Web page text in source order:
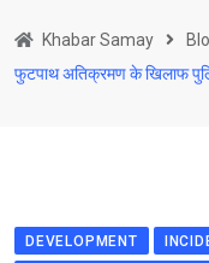
Khabar Samay
फुटपाथ अतिक्रमण के खिलाफ
DEVELOPMENT